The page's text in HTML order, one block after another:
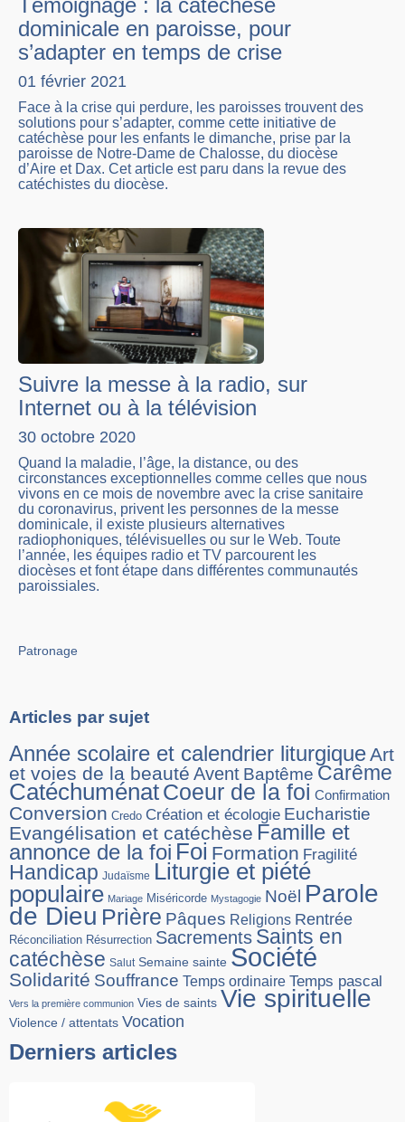
Témoignage : la catéchèse
dominicale en paroisse, pour
s’adapter en temps de crise
01 février 2021
Face à la crise qui perdure, les paroisses trouvent des
solutions pour s’adapter, comme cette initiative de
catéchèse pour les enfants le dimanche, prise par la
paroisse de Notre-Dame de Chalosse, du diocèse
d’Aire et Dax. Cet article est paru dans la revue des
catéchistes du diocèse.
Suivre la messe à la radio, sur
Internet ou à la télévision
30 octobre 2020
Quand la maladie, l’âge, la distance, ou des
circonstances exceptionnelles comme celles que nous
vivons en ce mois de novembre avec la crise sanitaire
du coronavirus, privent les personnes de la messe
dominicale, il existe plusieurs alternatives
radiophoniques, télévisuelles ou sur le Web. Toute
l’année, les équipes radio et TV parcourent les
diocèses et font étape dans différentes communautés
paroissiales.
Patronage
Articles par sujet
Année scolaire et calendrier liturgiqueArt
et voies de la beauté Avent Baptême Carême
CatéchuménatCoeur de la foi Confirmation
Conversion Credo Création et écologie Eucharistie
Evangélisation et catéchèse Famille et
annonce de la foi Foi Formation Fragilité
Handicap Judaïsme Liturgie et piété
populaire Mariage Miséricorde Mystagogie Noël Parole
de Dieu Prière Pâques Religions Rentrée
Réconciliation Résurrection Sacrements Saints en
catéchèse Salut Semaine sainte Société
Solidarité Souffrance Temps ordinaire Temps pascal
Vers la première communion Vies de saints Vie spirituelle
Violence / attentats Vocation
Derniers articles